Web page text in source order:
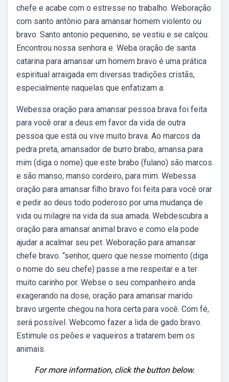
chefe e acabe com o estresse no trabalho. Weboração
com santo antônio para amansar homem violento ou
bravo. Santo antonio pequenino, se vestiu e se calçou.
Encontrou nossa senhora e. Weba oração de santa
catarina para amansar um homem bravo é uma prática
espiritual arraigada em diversas tradições cristãs,
especialmente naquelas que enfatizam a.
Webessa oração para amansar pessoa brava foi feita
para você orar a deus em favor da vida de outra
pessoa que está ou vive muito brava. Ao marcos da
pedra preta, amansador de burro brabo, amansa para
mim (diga o nome) que este brabo (fulano) são marcos
e são manso, manso cordeiro, para mim. Webessa
oração para amansar filho bravo foi feita para você orar
e pedir ao deus todo poderoso por uma mudança de
vida ou milagre na vida da sua amada. Webdescubra a
oração para amansar animal bravo e como ela pode
ajudar a acalmar seu pet. Weboração para amansar
chefe bravo. “senhor, quero que nesse momento (diga
o nome do seu chefe) passe a me respeitar e a ter
muito carinho por. Webse o seu companheiro anda
exagerando na dose, oração para amansar marido
bravo urgente chegou na hora certa para você. Com fé,
será possível. Webcomo fazer a lida de gado bravo.
Estimule os peões e vaqueiros a tratarem bem os
animais.
For more information, click the button below.